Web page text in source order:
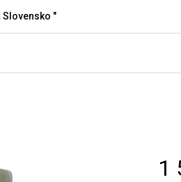
Slovensko "
1